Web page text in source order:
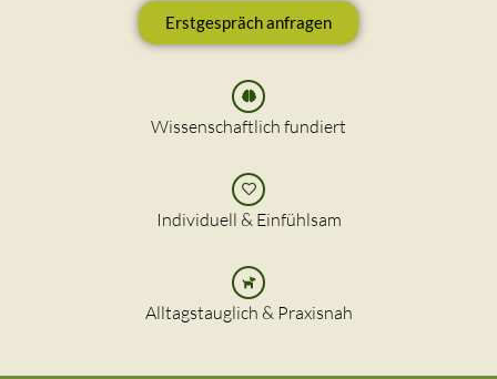
Erstgespräch anfragen
Wissenschaftlich fundiert
Individuell & Einfühlsam
Alltagstauglich & Praxisnah